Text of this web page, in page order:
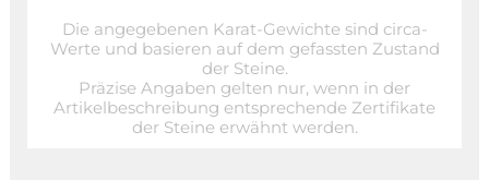
Die angegebenen Karat-Gewichte sind circa-
Werte und basieren auf dem gefassten Zustand
der Steine.
Präzise Angaben gelten nur, wenn in der
Artikelbeschreibung entsprechende Zertifikate
der Steine erwähnt werden.